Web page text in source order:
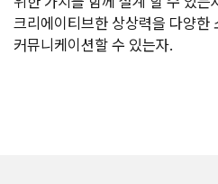
크리에이티브한 상상력을 다양한
커뮤니케이션할 수 있는자.